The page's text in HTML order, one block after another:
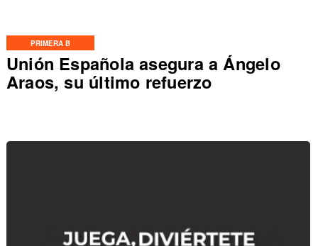
PRIMERA B
Unión Española asegura a Ángelo
Araos, su último refuerzo